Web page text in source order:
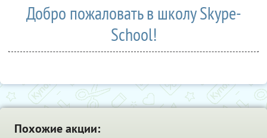
Добро пожаловать в школу Skype-
School!
Похожие акции: